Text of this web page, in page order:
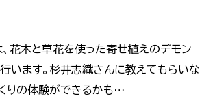
花木と草花を使った寄せ植えのデモン
行います。杉井志織さんに教えてもらいな
りの体験ができるかも…